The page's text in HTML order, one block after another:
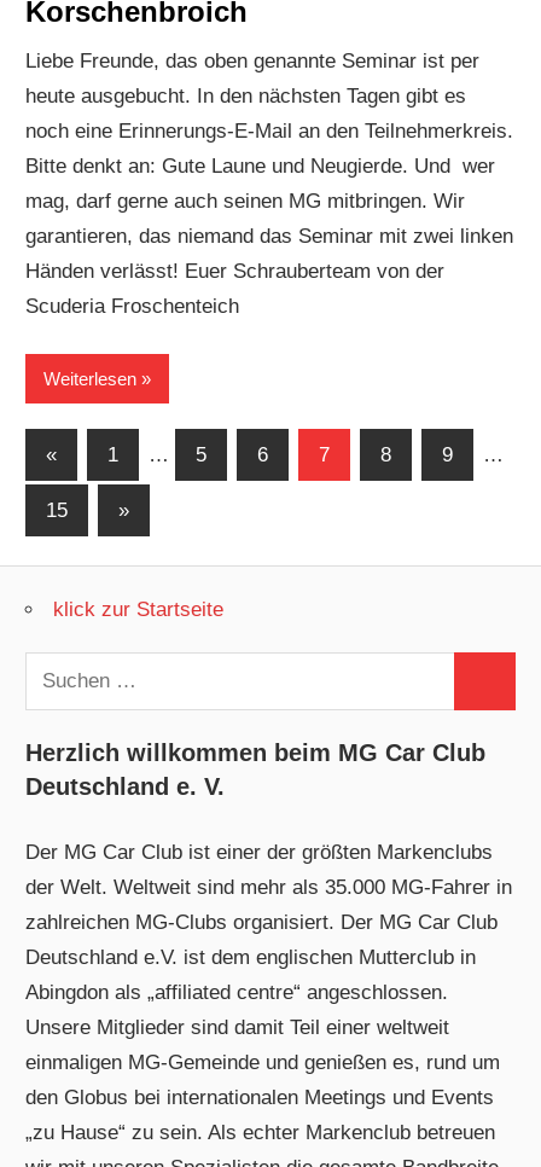
Korschenbroich
Liebe Freunde, das oben genannte Seminar ist per
heute ausgebucht. In den nächsten Tagen gibt es
noch eine Erinnerungs-E-Mail an den Teilnehmerkreis.
Bitte denkt an: Gute Laune und Neugierde. Und wer
mag, darf gerne auch seinen MG mitbringen. Wir
garantieren, das niemand das Seminar mit zwei linken
Händen verlässt! Euer Schrauberteam von der
Scuderia Froschenteich
Weiterlesen
Seitennummerierung
der
Beiträge
«Vorherige
Beiträge
1 … 5 6 7 8 9 …
15
Nächste
Beiträge
»
klick zur Startseite
Suchen
nach:
Herzlich willkommen beim MG Car Club
Deutschland e. V.
Der MG Car Club ist einer der größten Markenclubs
der Welt. Weltweit sind mehr als 35.000 MG-Fahrer in
zahlreichen MG-Clubs organisiert. Der MG Car Club
Deutschland e.V. ist dem englischen Mutterclub in
Abingdon als „affiliated centre“ angeschlossen.
Unsere Mitglieder sind damit Teil einer weltweit
einmaligen MG-Gemeinde und genießen es, rund um
den Globus bei internationalen Meetings und Events
„zu Hause“ zu sein. Als echter Markenclub betreuen